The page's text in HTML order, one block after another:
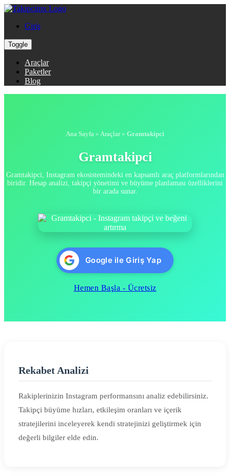
Giriş
Toggle
Araçlar
Paketler
Blog
Ana Sayfa » Araçlar» Gramtakipci
Gramtakipci
Gramtakipci, Instagram ekosistemindeki en kapsamlı araç platformlarından
biridir. Hesap analizi, takipçi yönetimi ve büyüme planlaması özelliklerini
bir arada sunar.
Google ile Giriş Yap
Hemen Başla - Ücretsiz
Rekabet Analizi
Rakiplerinizin Instagram performansını analiz edebilirsiniz.
Takipçi büyüme hızları, etkileşim oranları ve içerik
stratejilerini inceleyerek kendi stratejinizi geliştirmek için
değerli bilgiler elde edin.